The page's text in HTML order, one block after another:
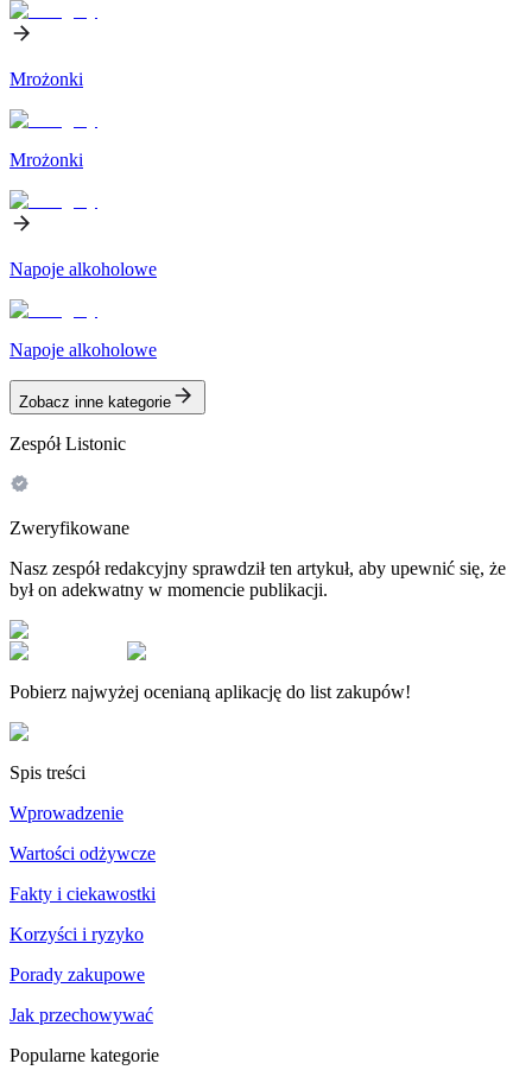
Mrożonki
Mrożonki
Napoje alkoholowe
Napoje alkoholowe
Zobacz inne kategorie
Zespół Listonic
Zweryfikowane
Nasz zespół redakcyjny sprawdził ten artykuł, aby upewnić się, że
był on adekwatny w momencie publikacji.
Pobierz najwyżej ocenianą aplikację do list zakupów!
Spis treści
Wprowadzenie
Wartości odżywcze
Fakty i ciekawostki
Korzyści i ryzyko
Porady zakupowe
Jak przechowywać
Popularne kategorie